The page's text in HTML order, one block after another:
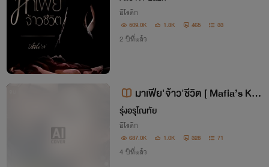
อีโรติก
509.0K 1.3K 465 33
2 ปีที่แล้ว
มาเฟีย'จ้าว'ชีวิต [ Mafia’s Kin
g ] SET Romance Of Mafia 2nd
รุ่งอรุโณทัย
อีโรติก
687.0K 1.0K 328 71
4 ปีที่แล้ว